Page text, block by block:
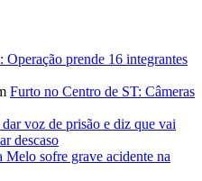
Operação prende 16 integrantes
Furto no Centro de ST: Câmeras
voz de prisão e diz que vai
descaso
Melo sofre grave acidente na